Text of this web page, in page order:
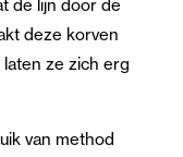
de lijn door de
deze korven
ze zich erg
van method